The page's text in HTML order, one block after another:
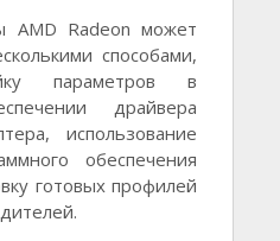
AMD Radeon может
способами,
параметров в
драйвера
использование
обеспечения
готовых профилей